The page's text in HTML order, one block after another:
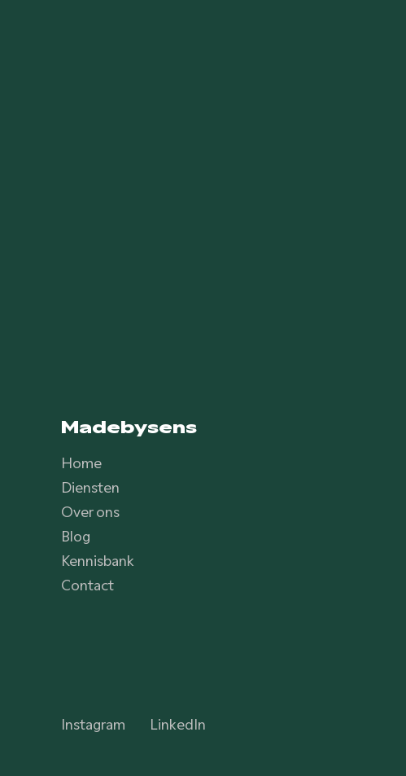
Madebysens
Home
Diensten
Over ons
Blog
Kennisbank
Contact
Instagram LinkedIn